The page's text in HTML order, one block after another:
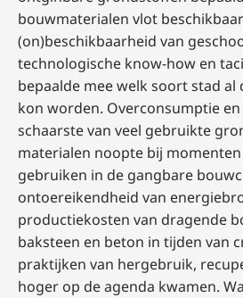
bouwmaterialen vlot
(on)beschikbaarheid van
technologische know-how en
bepaalde mee welk soort stad
kon worden. Overconsumptie
schaarste van veel gebruikte
materialen noopte bij
gebruiken in de gangbare
ontoereikendheid van
productiekosten van dragende
baksteen en beton in tijden van
praktijken van hergebruik,
hoger op de agenda kwamen.